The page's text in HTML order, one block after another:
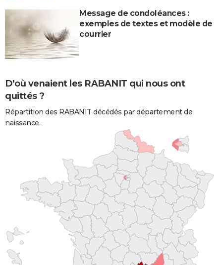
Message de condoléances :
exemples de textes et modèle de
courrier
D'où venaient les RABANIT qui nous ont
quittés ?
Répartition des RABANIT décédés par département de
naissance.